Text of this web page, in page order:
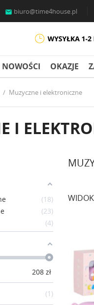
 biuro@time4house.pl
NOWOŚCI OKAZJE
Muzyczne i elektroniczne
I
18
23
4
208zł
1
WIDOK